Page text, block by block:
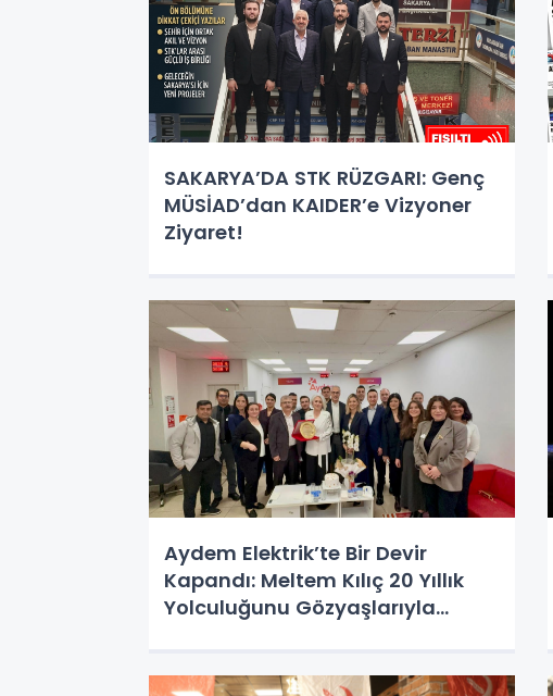
SAKARYA’DA STK RÜZGARI: Genç
MÜSİAD’dan KAIDER’e Vizyoner
Ziyaret!
Aydem Elektrik’te Bir Devir
Kapandı: Meltem Kılıç 20 Yıllık
Yolculuğunu Gözyaşlarıyla